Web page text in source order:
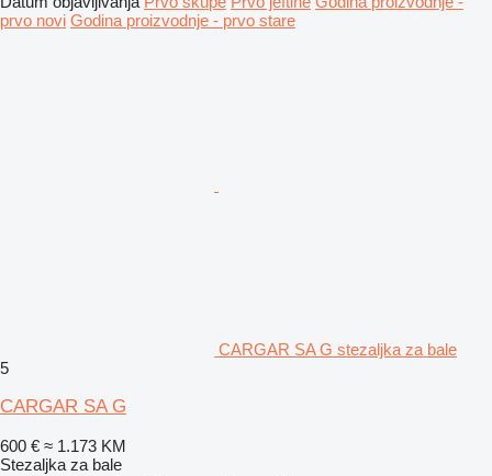
prvo novi Godina proizvodnje - prvo stare
CARGAR SA G stezaljka za bale
5
CARGAR SA G
600 € ≈ 1.173 KM
Stezaljka za bale